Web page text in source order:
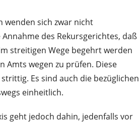
wenden sich zwar nicht
des Rekursgerichtes, daß
streitigen Wege begehrt werden
Amts wegen zu prüfen. Diese
Es sind auch die bezüglichen
einheitlich.
geht jedoch dahin, jedenfalls vor